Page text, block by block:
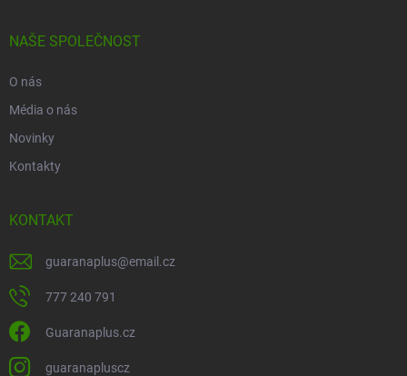
NAŠE SPOLEČNOST
O nás
Média o nás
Novinky
Kontakty
KONTAKT
guaranaplus@email.cz
777 240 791
Guaranaplus.cz
guaranapluscz